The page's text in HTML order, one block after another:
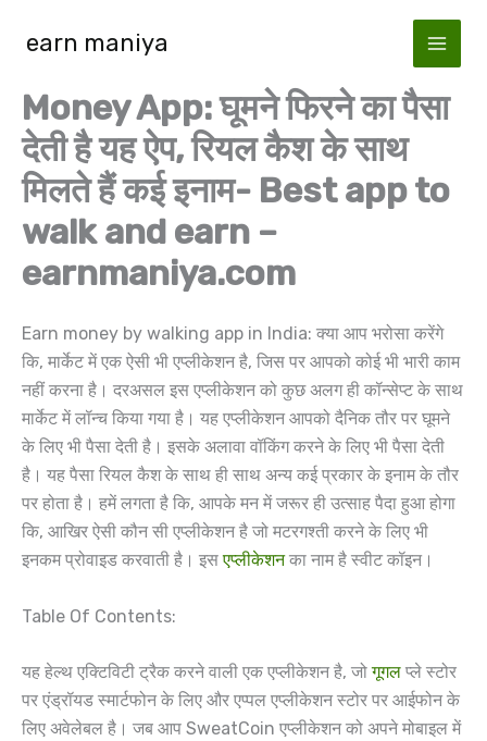
earn maniya
Money App: घूमने फिरने का पैसा
देती है यह ऐप, रियल कैश के साथ
मिलते हैं कई इनाम- Best app to
walk and earn –
earnmaniya.com
Earn money by walking app in India: क्या आप भरोसा करेंगे
कि, मार्केट में एक ऐसी भी एप्लीकेशन है, जिस पर आपको कोई भी भारी काम
नहीं करना है। दरअसल इस एप्लीकेशन को कुछ अलग ही कॉन्सेप्ट के साथ
मार्केट में लॉन्च किया गया है। यह एप्लीकेशन आपको दैनिक तौर पर घूमने
के लिए भी पैसा देती है। इसके अलावा वॉकिंग करने के लिए भी पैसा देती
है। यह पैसा रियल कैश के साथ ही साथ अन्य कई प्रकार के इनाम के तौर
पर होता है। हमें लगता है कि, आपके मन में जरूर ही उत्साह पैदा हुआ होगा
कि, आखिर ऐसी कौन सी एप्लीकेशन है जो मटरगश्ती करने के लिए भी
इनकम प्रोवाइड करवाती है। इसएप्लीकेशनका नाम है स्वीट कॉइन।
Table Of Contents:
यह हेल्थ एक्टिविटी ट्रैक करने वाली एक एप्लीकेशन है, जोगूगल प्ले स्टोर
पर एंड्रॉयड स्मार्टफोन के लिए और एप्पल एप्लीकेशन स्टोर पर आईफोन के
लिए अवेलेबल है। जब आप SweatCoin एप्लीकेशन को अपने मोबाइल में